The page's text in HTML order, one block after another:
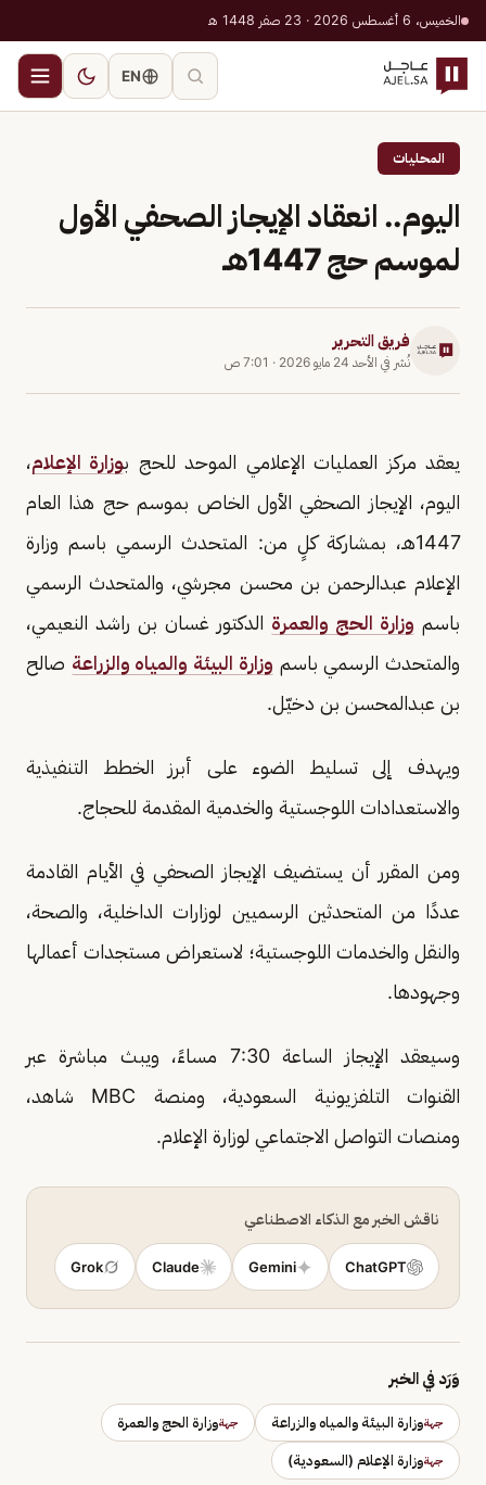
الخميس، 6 أغسطس 2026 · 23 صفر 1448 هـ
EN
المحليات
اليوم.. انعقاد الإيجاز الصحفي الأول
لموسم حج 1447هـ
فريق التحرير
نُشر في الأحد 24 مايو 2026 · 7:01 ص
يعقد مركز العمليات الإعلامي الموحد للحج بوزارة الإعلام،
اليوم، الإيجاز الصحفي الأول الخاص بموسم حج هذا العام
1447هـ، بمشاركة كلٍ من: المتحدث الرسمي باسم وزارة
الإعلام عبدالرحمن بن محسن مجرشي، والمتحدث الرسمي
باسم وزارة الحج والعمرة الدكتور غسان بن راشد النعيمي،
والمتحدث الرسمي باسم وزارة البيئة والمياه والزراعة صالح
بن عبدالمحسن بن دخيّل.
ويهدف إلى تسليط الضوء على أبرز الخطط التنفيذية
والاستعدادات اللوجستية والخدمية المقدمة للحجاج.
ومن المقرر أن يستضيف الإيجاز الصحفي في الأيام القادمة
عددًا من المتحدثين الرسميين لوزارات الداخلية، والصحة،
والنقل والخدمات اللوجستية؛ لاستعراض مستجدات أعمالها
وجهودها.
وسيعقد الإيجاز الساعة 7:30 مساءً، ويبث مباشرة عبر
القنوات التلفزيونية السعودية، ومنصة MBC شاهد،
ومنصات التواصل الاجتماعي لوزارة الإعلام.
ناقش الخبر مع الذكاء الاصطناعي
ChatGPT
Gemini
Claude
Grok
وَرَد في الخبر
جهةوزارة البيئة والمياه والزراعة جهةوزارة الحج والعمرة
جهةوزارة الإعلام (السعودية)